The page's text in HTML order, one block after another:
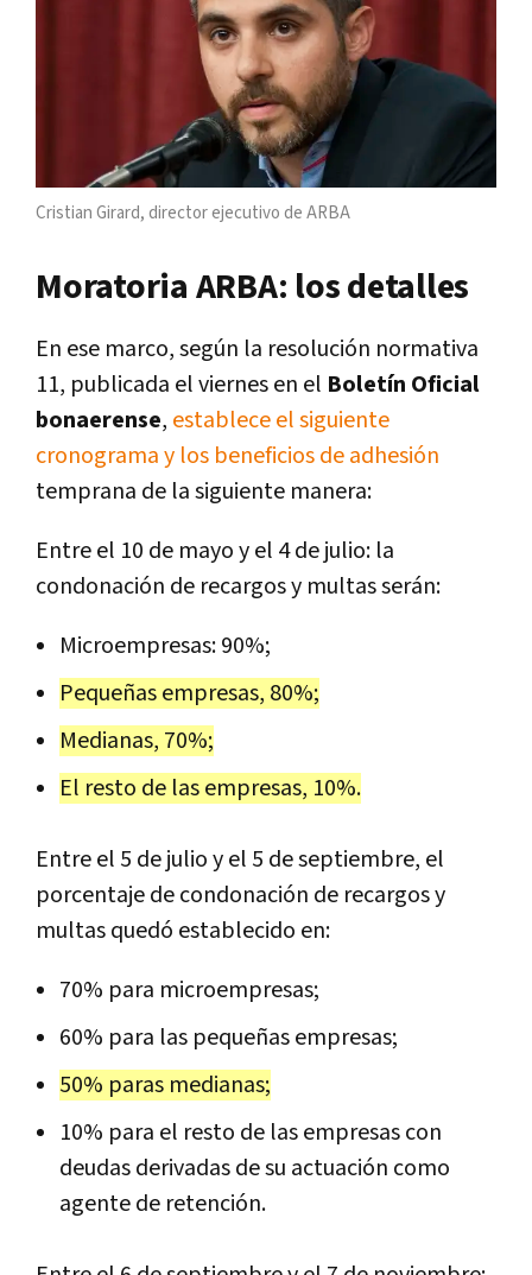
Cristian Girard, director ejecutivo de ARBA
Moratoria ARBA: los detalles
En ese marco, según la resolución normativa
11, publicada el viernes en el Boletín Oficial
bonaerense, establece el siguiente
cronograma y los beneficios de adhesión
temprana de la siguiente manera:
Entre el 10 de mayo y el 4 de julio: la
condonación de recargos y multas serán:
Microempresas: 90%;
Pequeñas empresas, 80%;
Medianas, 70%;
El resto de las empresas, 10%.
Entre el 5 de julio y el 5 de septiembre, el
porcentaje de condonación de recargos y
multas quedó establecido en:
70% para microempresas;
60% para las pequeñas empresas;
50% paras medianas;
10% para el resto de las empresas con
deudas derivadas de su actuación como
agente de retención.